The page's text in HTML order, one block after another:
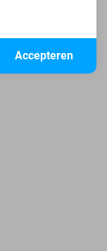
Accepteren